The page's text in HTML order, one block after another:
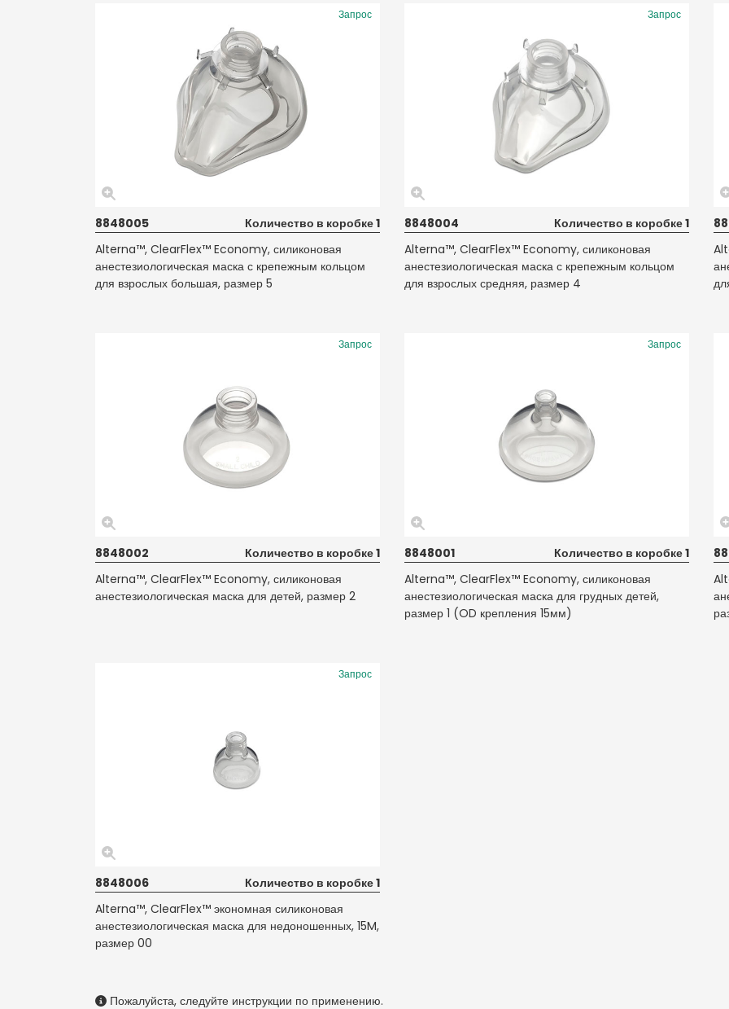
Запрос
8848005
Количество в коробке 1
Alterna™, ClearFlex™ Economy, силиконовая
анестезиологическая маска с крепежным кольцом
для взрослых большая, размер 5
Запрос
8848004
Количество в коробке 1
Alterna™, ClearFlex™ Economy, силиконовая
анестезиологическая маска с крепежным кольцом
для взрослых средняя, размер 4
Запрос
8848002
Количество в коробке 1
Alterna™, ClearFlex™ Economy, силиконовая
анестезиологическая маска для детей, размер 2
Запрос
8848001
Количество в коробке 1
Alterna™, ClearFlex™ Economy, силиконовая
анестезиологическая маска для грудных детей,
размер 1 (OD крепления 15мм)
Запрос
8848006
Количество в коробке 1
Alterna™, ClearFlex™ экономная силиконовая
анестезиологическая маска для недоношенных, 15M,
размер 00
Пожалуйста, следуйте инструкции по применению.